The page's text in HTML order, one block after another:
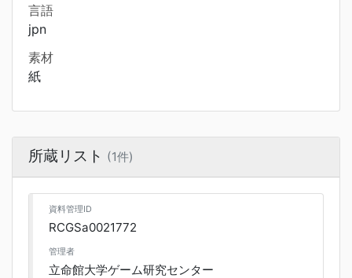
言語
jpn
素材
紙
所蔵リスト (1件)
資料管理ID
RCGSa0021772
管理者
立命館大学ゲーム研究センター